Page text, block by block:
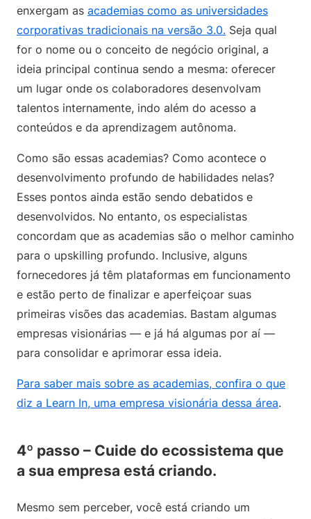
enxergam as academias como as universidades
corporativas tradicionais na versão 3.0. Seja qual
for o nome ou o conceito de negócio original, a
ideia principal continua sendo a mesma: oferecer
um lugar onde os colaboradores desenvolvam
talentos internamente, indo além do acesso a
conteúdos e da aprendizagem autônoma.
Como são essas academias? Como acontece o
desenvolvimento profundo de habilidades nelas?
Esses pontos ainda estão sendo debatidos e
desenvolvidos. No entanto, os especialistas
concordam que as academias são o melhor caminho
para o upskilling profundo. Inclusive, alguns
fornecedores já têm plataformas em funcionamento
e estão perto de finalizar e aperfeiçoar suas
primeiras visões das academias. Bastam algumas
empresas visionárias — e já há algumas por aí —
para consolidar e aprimorar essa ideia.
Para saber mais sobre as academias, confira o que
diz a Learn In, uma empresa visionária dessa área.
4º passo – Cuide do ecossistema que
a sua empresa está criando.
Mesmo sem perceber, você está criando um